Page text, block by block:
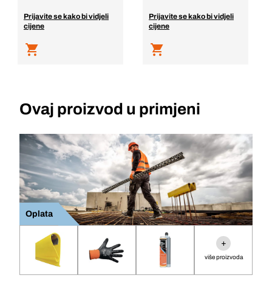
Prijavite se kako bi vidjeli
cijene
Prijavite se kako bi vidjeli
cijene
Ovaj proizvod u primjeni
Oplata
+
više proizvoda